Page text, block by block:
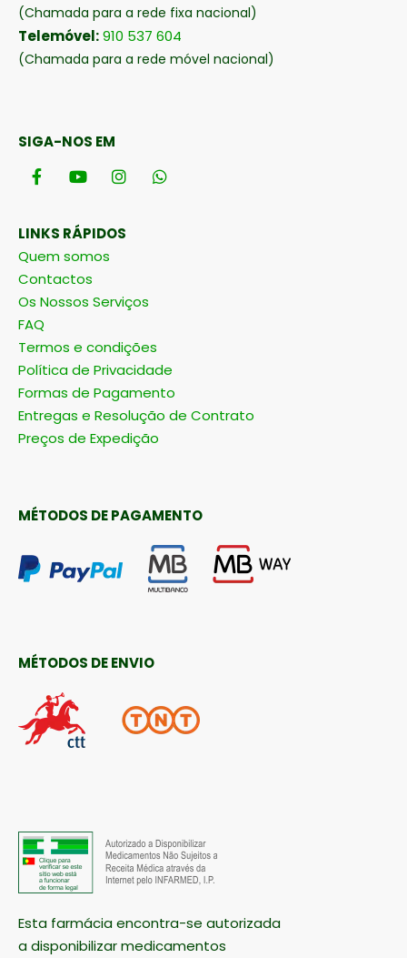
(Chamada para a rede fixa nacional)
Telemóvel:910 537 604
(Chamada para a rede móvel nacional)
SIGA-NOS EM
LINKS RÁPIDOS
Quem somos
Contactos
Os Nossos Serviços
FAQ
Termos e condições
Política de Privacidade
Formas de Pagamento
Entregas e Resolução de Contrato
Preços de Expedição
MÉTODOS DE PAGAMENTO
MÉTODOS DE ENVIO
Esta farmácia encontra-se autorizada
a disponibilizar medicamentos